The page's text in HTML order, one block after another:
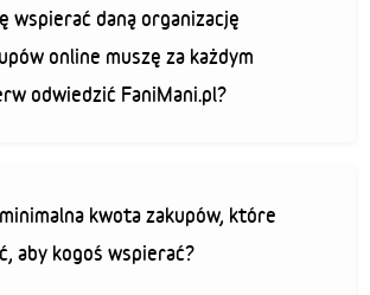
wspierać daną organizację
online muszę za każdym
odwiedzić FaniMani.pl?
kwota zakupów, które
aby kogoś wspierać?